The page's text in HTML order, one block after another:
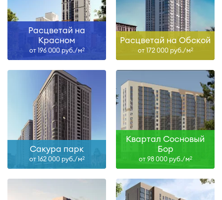
Расцветай на
Красном
от 196 000 руб./м2
Расцветай на Обской
от 172 000 руб./м2
Сакура парк
от 162 000 руб./м2
Квартал Сосновый
Бор
от 98 000 руб./м2